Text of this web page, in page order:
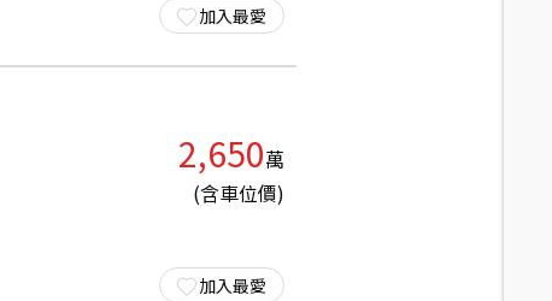
加入最愛
2,650萬
(含車位價)
加入最愛